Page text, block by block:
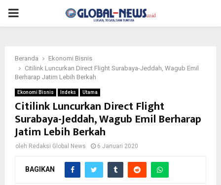
PRIMARY
Beranda
Ekonomi Bisnis
Citilink Luncurkan Direct Flight Surabaya-Jeddah, Wagub Emil
Berharap Jatim Lebih Berkah
Ekonomi Bisnis Indeks Utama
Citilink Luncurkan Direct Flight
Surabaya-Jeddah, Wagub Emil Berharap
Jatim Lebih Berkah
oleh Redaksi Global News 6 Januari 2020
BAGIKAN